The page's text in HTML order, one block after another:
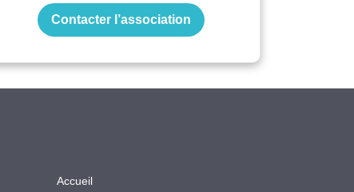
Contacter l’association
Accueil